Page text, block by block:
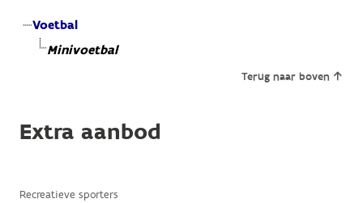
Voetbal
Minivoetbal
Terug naar boven
Extra aanbod
Recreatieve sporters